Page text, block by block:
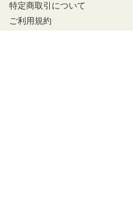
ディース アールエルエ
特定商取引について
ご利用規約